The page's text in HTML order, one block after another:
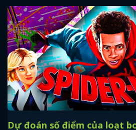
Dự đoán số điểm của loạt